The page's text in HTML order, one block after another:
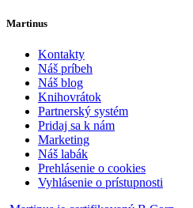
Martinus
Kontakty
Náš príbeh
Náš blog
Knihovrátok
Partnerský systém
Pridaj sa k nám
Marketing
Náš labák
Prehlásenie o cookies
Vyhlásenie o prístupnosti